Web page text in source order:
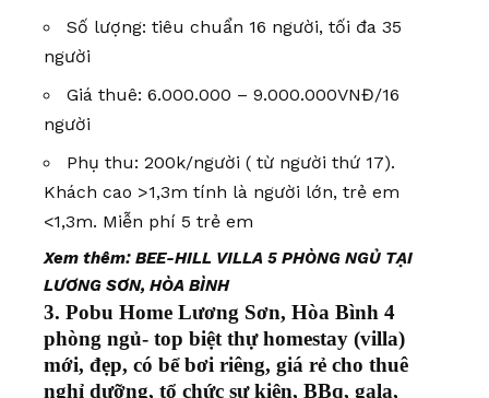
Số lượng: tiêu chuẩn 16 người, tối đa 35
người
Giá thuê: 6.000.000 – 9.000.000VNĐ/16
người
Phụ thu: 200k/người ( từ người thứ 17).
Khách cao >1,3m tính là người lớn, trẻ em
<1,3m. Miễn phí 5 trẻ em
Xem thêm: BEE-HILL VILLA 5 PHÒNG NGỦ TẠI
LƯƠNG SƠN, HÒA BÌNH
3. Pobu Home Lương Sơn, Hòa Bình 4
phòng ngủ- top biệt thự homestay (villa)
mới, đẹp, có bể bơi riêng, giá rẻ cho thuê
nghỉ dưỡng, tổ chức sự kiện, BBq, gala,